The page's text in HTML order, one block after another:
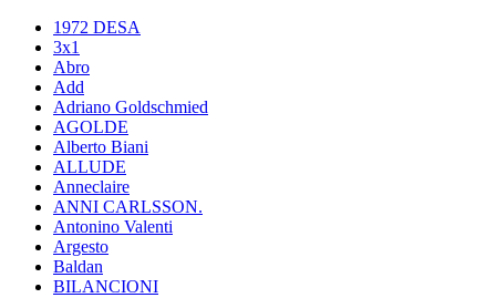
1972 DESA
3x1
Abro
Add
Adriano Goldschmied
AGOLDE
Alberto Biani
ALLUDE
Anneclaire
ANNI CARLSSON.
Antonino Valenti
Argesto
Baldan
BILANCIONI